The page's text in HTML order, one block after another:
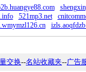
521mp3.net
交换--名站收藏夹--广告